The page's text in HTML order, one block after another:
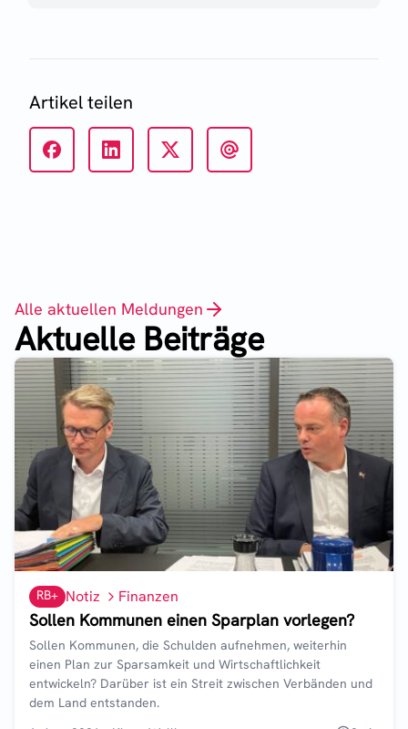
Artikel teilen
Alle aktuellen Meldungen
Aktuelle Beiträge
RB+ Notiz Finanzen
Sollen Kommunen einen Sparplan vorlegen?
Sollen Kommunen, die Schulden aufnehmen, weiterhin
einen Plan zur Sparsamkeit und Wirtschaftlichkeit
entwickeln? Darüber ist ein Streit zwischen Verbänden und
dem Land entstanden.